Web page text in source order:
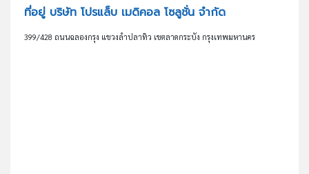
ที่อยู่ บริษัท โปรแล็บ เมดิคอล โซลูชั่น จำกัด
399/428 ถนนฉลองกรุง แขวงลำปลาทิว เขตลาดกระบัง กรุงเทพมหานคร